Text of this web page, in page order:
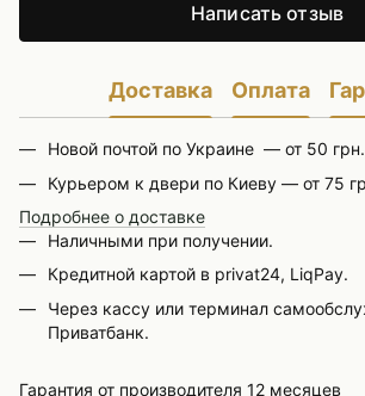
Написать отзыв
Доставка Оплата
Новой почтой по Украине — от 50 грн.
Курьером к двери по Киеву — от 75
Подробнее о доставке
Наличными при получении.
Кредитной картой в privat24, LiqPay.
Через кассу или терминал
Приватбанк.
Гарантия от производителя 12 месяцев